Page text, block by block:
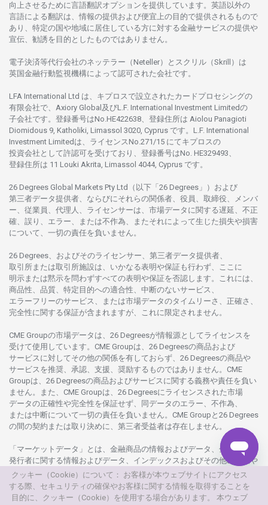
向上さ せるために言語翻訳オプションを提供しています。 英語以外の
言語による翻訳は、 情報の提供および便宜上の 目的で提供さ れるもので
あり、 特定の国や地域に居住している方に対する金融サービスの提供や
宣伝、 勧誘を 目的としたものではありません。
電子決済等代行会社のネッテラー （Neteller）と スクリル （Skrill）は
英国金融行動監視機構によって認可さ れた会社です。
LFA International Ltd は、 キプロスで設立さ れた カードプロセシングの
有限会社で、Axiory Global 及びL.F. International Investment Limitedの
子会社です。 登録番号はNo.HE422638、 登録住所は Aiolou Panagioti
Diomidous 9, Katholiki, Limassol 3020, Cyprus です。L.F. International
Investment Limitedは、 ライセンスNo.271/15 にてキプロスの
投資会社として許認可を受けており、 登録番号はNo. HE329493、
登録住所は 11 Louki Akrita, Limassol 4044, Cyprus です。
26 Degrees Global Markets Pty Ltd（以下「26 Degrees」） および
第三者データ提供者、ならびにそれらの関係者、役員、取締役、メンバ
ー、従業員、代理人、ライセンサーは、 市場データに関する遅延、不正
確、誤り、エラー、
または不作為、 またそれによって生じた損失や損害
について、 一切の責任を負いません。
26 Degrees、 およびそのライセンサー、 第三者データ提供者、
取引所または取引所施設は、いかなる表明や保証も行わず、 ここに
明示または黙示を 問わずすべての表明や保証を否認し ます。 これには、
商品性、品質、 特定目的への適合性、 中断のないサービス、
エラーフリーのサービス、 または市場データのタイムリーさ、正確さ、
完全性に関する保証が含まれますが、これに限定さ れません。
CME Groupの市場データは、26 Degreesが情報源としてライセンスを
受けて使用しています。 CME Groupは、26 Degreesの商品および
サービスに対してその他の関係を有しておらず、26 Degreesの商品や
サービスを推奨、承認、支援、 奨励するものではありません。 CME
Groupは、26 Degreesの商品およびサービスに関する義務や責任を負い
ません。また、CME Groupは、26 Degreesにライセンスさ れた市場
データの正確性や完全性を保証せず、 同 データのエラー、不作為、
または中断について一切の責任を負いません。 CME Groupと26 Degrees
の間の契約または取り 決めに、 第三者受益者は存在し ません。
「マーケットデータ」とは、 金融商品の情報およびデータ、 金融商品の
発行者に関する情報およびデータ、 インデックスおよびその他の
情報や
データを指し、26 Degreesまたは26 Degreesグループ会社が提供する
製品や サービスの 一部として、更新頻度を問わ ず提供さ れるものを
意味します。
クッキー（Cookie）について： お客様が本ウェブサイトにアクセス
する際、セキュリティの確保やお客様に関する情報を取得することを
目的に、クッキー（Cookie）を使用する場合があります。 本ウェブ